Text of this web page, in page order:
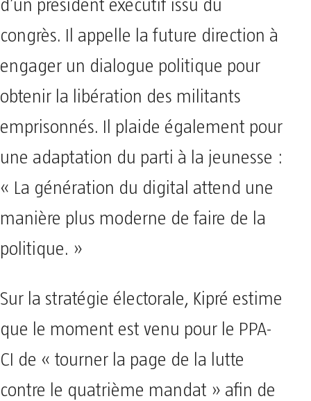
d’un président exécutif issu du
congrès. Il appelle la future direction à
engager un dialogue politique pour
obtenir la libération des militants
emprisonnés. Il plaide également pour
une adaptation du parti à la jeunesse :
« La génération du digital attend une
manière plus moderne de faire de la
politique. »
Sur la stratégie électorale, Kipré estime
que le moment est venu pour le PPA-
CI de « tourner la page de la lutte
contre le quatrième mandat » afin de